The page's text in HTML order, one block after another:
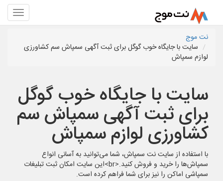
نت موج
سایت با جایگاه خوب گوگل برای ثبت آگهی سمپاش سم کشاورزی
لوازم سمپاش
سایت با جایگاه خوب گوگل
برای ثبت آگهی سمپاش سم
کشاورزی لوازم سمپاش
با استفاده از سایت نت سمپاش، شما می‌توانید به آسانی انواع
سمپاش‌ها را خرید و فروش کنید.<br>این سایت امکان ثبت تبلیغات
سمپاشی اماکن را نیز برای شما فراهم کرده است.